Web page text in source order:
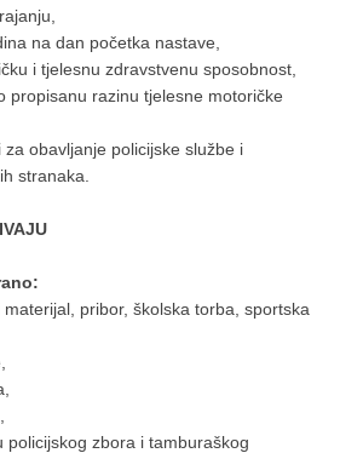
na dan početka nastave,
i tjelesnu zdravstvenu sposobnost,
propisanu razinu tjelesne motoričke
obavljanje policijske službe i
stranaka.
:
pribor, školska torba, sportska
policijskog zbora i tamburaškog